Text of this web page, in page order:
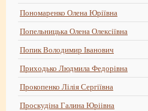
Пономаренко Олена Юріївна
Попельницька Олена Олексіївна
Попик Володимир Іванович
Приходько Людмила Федорівна
Прокопенко Лілія Сергіївна
Проскудіна Галина Юріівна